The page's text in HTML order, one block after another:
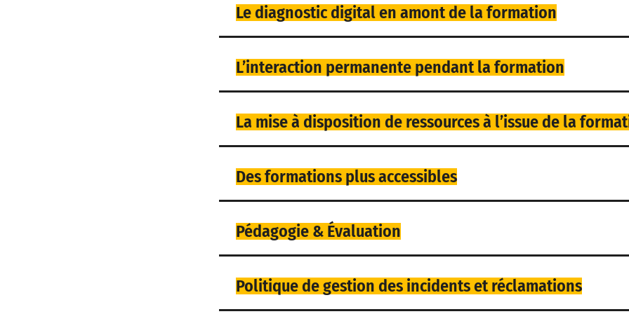
Le diagnostic digital en amont de la formation
L’interaction permanente pendant la formation
La mise à disposition de ressources à l’issue de la
Des formations plus accessibles
Pédagogie & Évaluation
Politique de gestion des incidents et réclamations